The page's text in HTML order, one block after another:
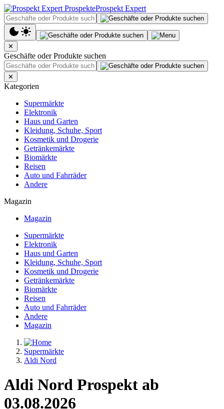
Prospekt Expert
✕
Geschäfte oder Produkte suchen
✕
Kategorien
Supermärkte
Elektronik
Haus und Garten
Kleidung, Schuhe, Sport
Kosmetik und Drogerie
Getränkemärkte
Biomärkte
Reisen
Auto und Fahrräder
Andere
Magazin
Magazin
Supermärkte
Elektronik
Haus und Garten
Kleidung, Schuhe, Sport
Kosmetik und Drogerie
Getränkemärkte
Biomärkte
Reisen
Auto und Fahrräder
Andere
Magazin
Supermärkte
Aldi Nord
Aldi Nord Prospekt ab
03.08.2026